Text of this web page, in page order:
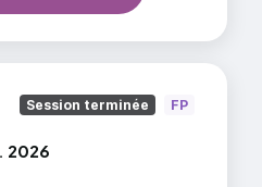
2026
Session terminée FP